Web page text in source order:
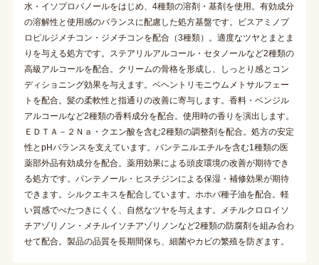
水・イソプロパノールをはじめ、4種類の溶剤・基剤を使用。有効成分
の溶解性と使用感のバランスに配慮した処方基盤です。ビスアミノプ
ロピルジメチコン・ジメチコンを配合（3種類）。適度なツヤとまとま
りを与える処方です。ステアリルアルコール・セタノールなど2種類の
高級アルコールを配合。クリームの骨格を形成し、しっとり感とコン
ディショニング効果を与えます。ベヘントリモニウムメトサルフェー
トを配合。髪の柔軟性と指通りの改善に寄与します。香料・ベンジル
アルコールなど2種類の香料成分を配合。使用時の香りを演出します。
ＥＤＴＡ－２Ｎａ・クエン酸を含む2種類の調整剤を配合。処方の安定
性とpHバランスを支えています。パンテニルエチルを含む1種類の医
薬部外品有効成分を配合。薬用効果による頭皮環境の改善が期待でき
る処方です。パンテノール・ヒスチジンによる保湿・補修効果が期待
できます。シルクエキスを配合しています。ホホバ種子油を配合。軽
い質感でべたつきにくく、自然なツヤを与えます。メチルクロロイソ
チアゾリノン・メチルイソチアゾリノンなど2種類の防腐剤を組み合わ
せて配合。製品の品質を長期間保ち、細菌やカビの繁殖を防ぎます。